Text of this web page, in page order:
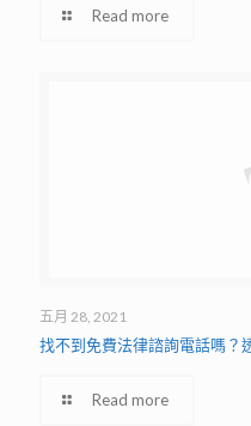
Read more
五月 28, 2021
找不到免費法律諮詢電話嗎？
Read more